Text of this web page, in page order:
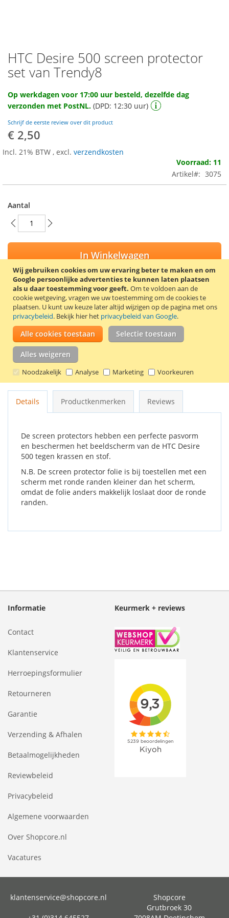
Wij gebruiken cookies om uw ervaring beter te maken en om
Google persoonlijke advertenties te kunnen laten plaatsen
als u daar toestemming voor geeft. Om te voldoen aan de
cookie wetgeving, vragen we uw toestemming om de cookies te
plaatsen. U kunt uw keuze later altijd wijzigen op de pagina met ons
privacybeleid. Bekijk hier het privacybeleid van Google.
Alle cookies toestaan Selectie toestaan
Alles weigeren
Noodzakelijk Analyse Marketing Voorkeuren
Ga
naar
het
van
de
gallerij
HTC Desire 500 screen protector
set van Trendy8
Op werkdagen voor 17:00 uur besteld, dezelfde dag
verzonden met PostNL. (DPD: 12:30 uur)
Schrijf de eerste review over dit product
€ 2,50
Incl. 21% BTW , excl. verzendkosten
Voorraad: 11
Artikel
3075
Aantal
In Winkelwagen
VOEG TOE AAN VERLANGLIJST
TOEVOEGEN OM TE VERGELIJKEN
Trendy8 screen protector set voor de HTC Desire 500. De set
bevat 2 screen protectors, een schoonmaakdoekje en een
kaartje om luchtbellen onder de screen protector te
verwijderen.
Details Productkenmerken Reviews
De screen protectors hebben een perfecte pasvorm
en beschermen het beeldscherm van de HTC Desire
500 tegen krassen en stof.
N.B. De screen protector folie is bij toestellen met een
scherm met ronde randen kleiner dan het scherm,
omdat de folie anders makkelijk loslaat door de ronde
randen.
Informatie
Contact
Klantenservice
Herroepingsformulier
Retourneren
Garantie
Verzending & Afhalen
Betaalmogelijkheden
Reviewbeleid
Privacybeleid
Algemene voorwaarden
Over Shopcore.nl
Vacatures
Keurmerk + reviews
klantenservice@shopcore.nl
Shopcore
Grutbroek 30